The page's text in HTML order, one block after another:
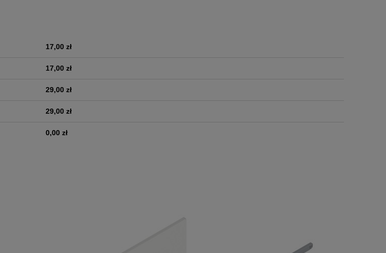
17,00 zł
17,00 zł
29,00 zł
29,00 zł
0,00 zł